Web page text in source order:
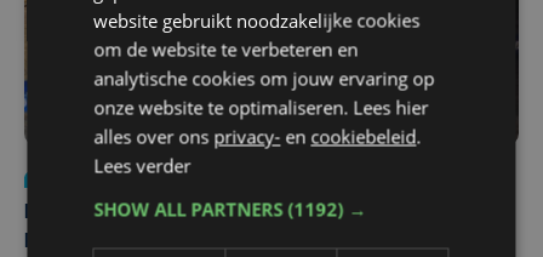
Nieuws
di 4 augustus | 09:32
Man en vrouw dood aangetroffen in woning in Sint-
website gebruikt noodzakelijke cookies
om de website te verbeteren en
analytische cookies om jouw ervaring op
onze website te optimaliseren. Lees hier
alles over ons privacy- en cookiebeleid.
Lees verder
SHOW ALL PARTNERS(1192) →